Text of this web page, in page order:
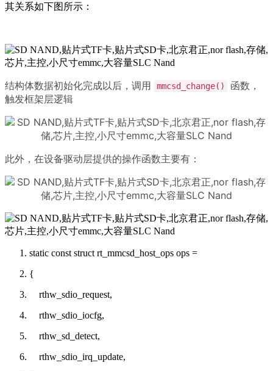
其关系如下图所示：
结构体数据初始化完成以后，调用 mmcsd_change()
函数，
触发框架层逻辑
此外，在设备驱动层提供的操作函数主要有：
static const struct rt_mmcsd_host_ops ops =
{
rthw_sdio_request,
rthw_sdio_iocfg,
rthw_sd_detect,
rthw_sdio_irq_update,